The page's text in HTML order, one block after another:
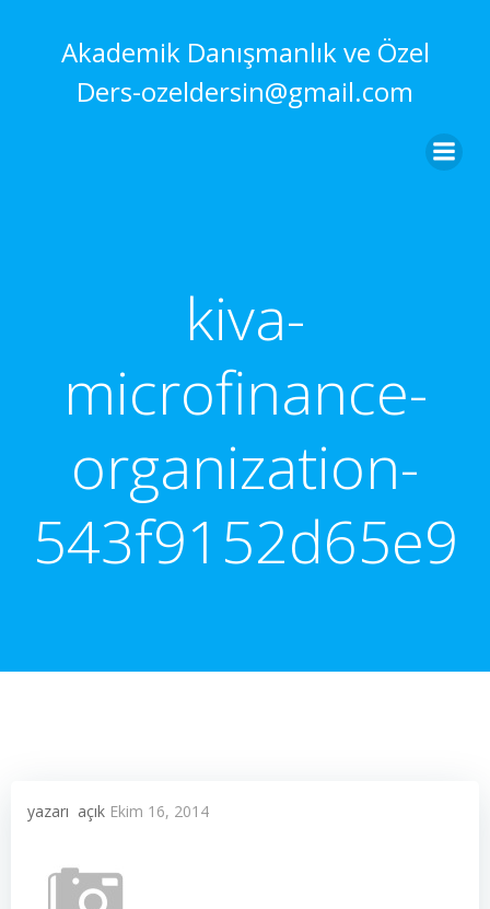
Akademik Danışmanlık ve Özel
Ders-ozeldersin@gmail.com
kiva-
microfinance-
organization-
543f9152d65e9
yazarı açık Ekim 16, 2014